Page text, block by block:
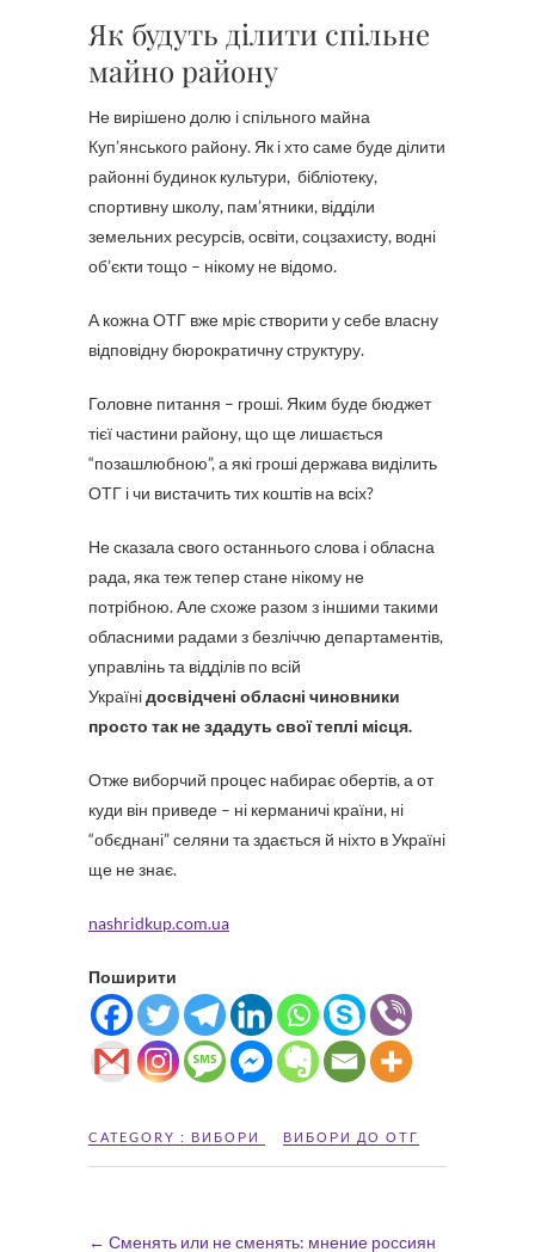
Як будуть ділити спільне
майно району
Не вирішено долю і спільного майна
Куп’янського району. Як і хто саме буде ділити
районні будинок культури, бібліотеку,
спортивну школу, пам’ятники, відділи
земельних ресурсів, освіти, соцзахисту, водні
об’єкти тощо – нікому не відомо.
А кожна ОТГ вже мріє створити у себе власну
відповідну бюрократичну структуру.
Головне питання – гроші. Яким буде бюджет
тієї частини району, що ще лишається
“позашлюбною”, а які гроші держава виділить
ОТГ і чи вистачить тих коштів на всіх?
Не сказала свого останнього слова і обласна
рада, яка теж тепер стане нікому не
потрібною. Але схоже разом з іншими такими
обласними радами з безліччю департаментів,
управлінь та відділів по всій
Українідосвідчені обласні чиновники
просто так не здадуть свої теплі місця.
Отже виборчий процес набирає обертів, а от
куди він приведе – ні керманичі країни, ні
“обєднані” селяни та здається й ніхто в Україні
ще не знає.
nashridkup.com.ua
Поширити
CATEGORY : ВИБОРИ ВИБОРИ ДО ОТГ
← Сменять или не сменять: мнение россиян